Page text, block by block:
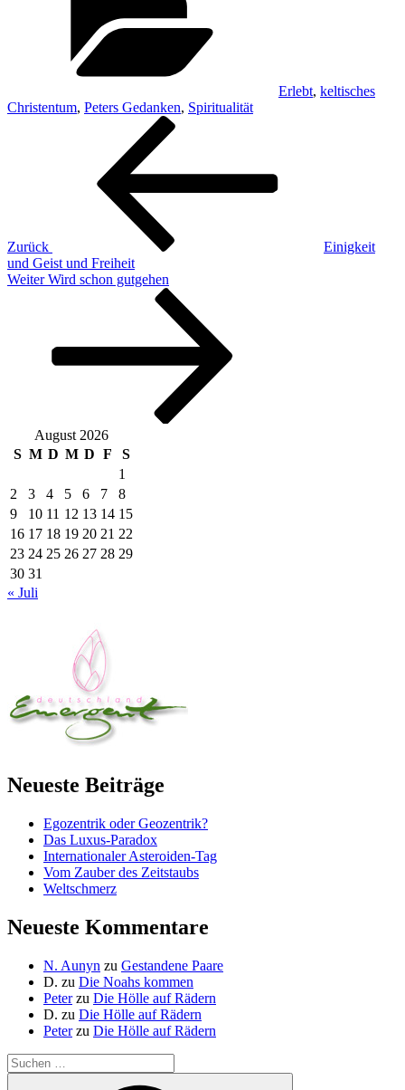
Erlebt, keltisches
Christentum, Peters Gedanken, Spiritualität
Beitragsnavigation
Zurück
Einigkeit
und Geist und Freiheit
Nächster
Weiter Wird schon gutgehen
August 2026
S M D M D F
S
1
2
3 4 5 6 7
8
9
10 11 12 13 14 15
16 17 18 19 20 21 22
23 24 25 26 27 28 29
30 31
« Juli
Neueste Beiträge
Egozentrik oder Geozentrik?
Das Luxus-Paradox
Internationaler Asteroiden-Tag
Vom Zauber des Zeitstaubs
Weltschmerz
Neueste Kommentare
N. Aunyn zu Gestandene Paare
D. zu Die Noahs kommen
Peterzu Die Hölle auf Rädern
D. zu Die Hölle auf Rädern
Peterzu Die Hölle auf Rädern
Suche
nach: